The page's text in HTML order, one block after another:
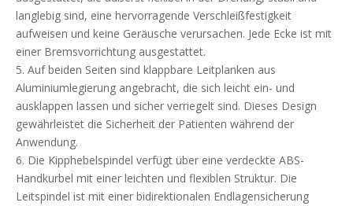
langlebig sind, eine hervorragende Verschleißfestigkeit
aufweisen und keine Geräusche verursachen. Jede Ecke ist mit
einer Bremsvorrichtung ausgestattet.
5. Auf beiden Seiten sind klappbare Leitplanken aus
Aluminiumlegierung angebracht, die sich leicht ein- und
ausklappen lassen und sicher verriegelt sind. Dieses Design
gewährleistet die Sicherheit der Patienten während der
Anwendung.
6. Die Kipphebelspindel verfügt über eine verdeckte ABS-
Handkurbel mit einer leichten und flexiblen Struktur. Die
Leitspindel ist mit einer bidirektionalen Endlagensicherung